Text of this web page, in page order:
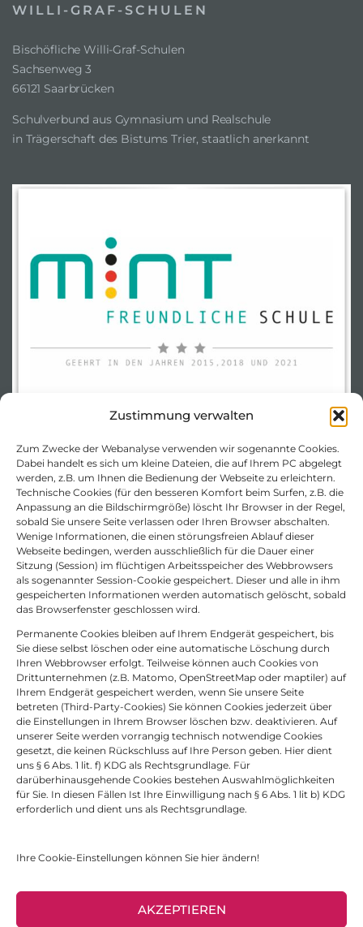
Zustimmung verwalten
Zum Zwecke der Webanalyse verwenden wir sogenannte Cookies.
Dabei handelt es sich um kleine Dateien, die auf Ihrem PC abgelegt
werden, z.B. um Ihnen die Bedienung der Webseite zu erleichtern.
Technische Cookies (für den besseren Komfort beim Surfen, z.B. die
Anpassung an die Bildschirmgröße) löscht Ihr Browser in der Regel,
sobald Sie unsere Seite verlassen oder Ihren Browser abschalten.
Wenige Informationen, die einen störungsfreien Ablauf dieser
Webseite bedingen, werden ausschließlich für die Dauer einer
Sitzung (Session) im flüchtigen Arbeitsspeicher des Webbrowsers
als sogenannter Session-Cookie gespeichert. Dieser und alle in ihm
gespeicherten Informationen werden automatisch gelöscht, sobald
das Browserfenster geschlossen wird.
Permanente Cookies bleiben auf Ihrem Endgerät gespeichert, bis
Sie diese selbst löschen oder eine automatische Löschung durch
Ihren Webbrowser erfolgt. Teilweise können auch Cookies von
Drittunternehmen (z.B. Matomo, OpenStreetMap oder maptiler) auf
Ihrem Endgerät gespeichert werden, wenn Sie unsere Seite
betreten (Third-Party-Cookies) Sie können Cookies jederzeit über
die Einstellungen in Ihrem Browser löschen bzw. deaktivieren. Auf
unserer Seite werden vorrangig technisch notwendige Cookies
gesetzt, die keinen Rückschluss auf Ihre Person geben. Hier dient
uns § 6 Abs. 1 lit. f) KDG als Rechtsgrundlage. Für
darüberhinausgehende Cookies bestehen Auswahlmöglichkeiten
für Sie. In diesen Fällen Ist Ihre Einwilligung nach § 6 Abs. 1 lit b) KDG
erforderlich und dient uns als Rechtsgrundlage.
Ihre Cookie-Einstellungen können Sie hier ändern!
AKZEPTIEREN
WILLI-GRAF-SCHULEN
Bischöfliche Willi-Graf-Schulen
Sachsenweg 3
66121 Saarbrücken
Schulverbund aus Gymnasium und Realschule
in Trägerschaft des Bistums Trier, staatlich anerkannt